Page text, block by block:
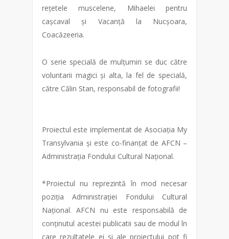
rețetele muscelene, Mihaelei pentru
cașcaval și Vacanță la Nucșoara,
Coacăzeeria.
O serie specială de mulțumiri se duc către
voluntarii magici și alta, la fel de specială,
către Călin Stan, responsabil de fotografii!
Proiectul este implementat de Asociația My
Transylvania și este co-finanțat de AFCN –
Administrația Fondului Cultural Național.
*Proiectul nu reprezintă în mod necesar
poziția Administrației Fondului Cultural
Național. AFCN nu este responsabilă de
conținutul acestei publicatii sau de modul în
care rezultatele ei si ale proiectului pot fi